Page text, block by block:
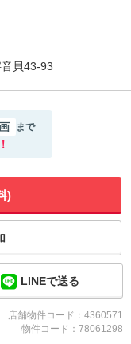
貝43-93
まで
)
LINEで送る
店舗物件コード：4360571
物件コード：78061298